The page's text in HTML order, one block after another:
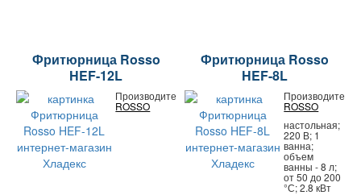
Фритюрница Rosso
HEF-12L
Производитель:
ROSSO
Фритюрница Rosso
HEF-8L
Производитель:
ROSSO
настольная;
220 В; 1
ванна;
объем
ванны - 8 л;
от 50 до 200
°С; 2.8 кВт